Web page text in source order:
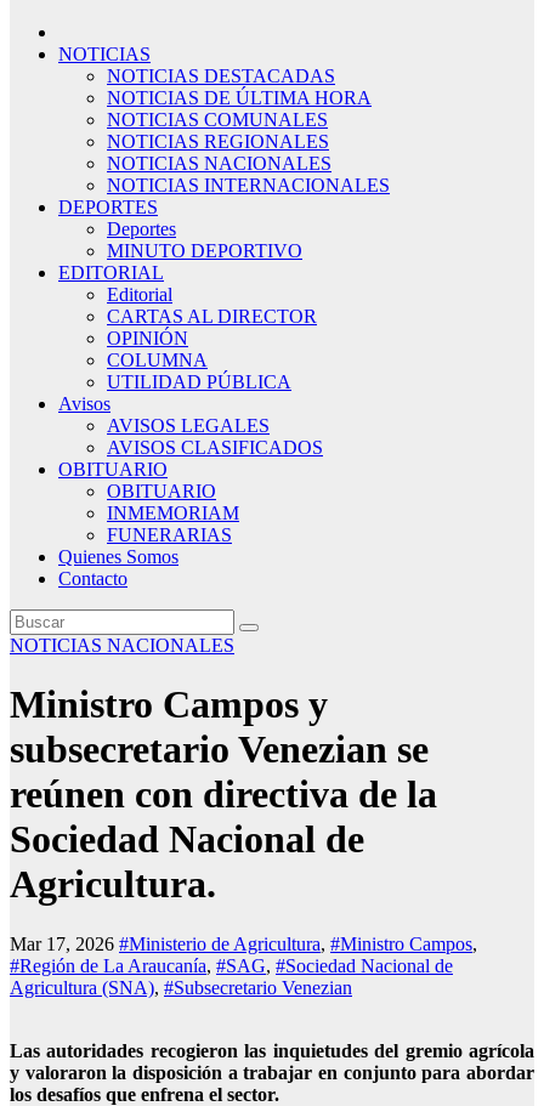
NOTICIAS
NOTICIAS DESTACADAS
NOTICIAS DE ÚLTIMA HORA
NOTICIAS COMUNALES
NOTICIAS REGIONALES
NOTICIAS NACIONALES
NOTICIAS INTERNACIONALES
DEPORTES
Deportes
MINUTO DEPORTIVO
EDITORIAL
Editorial
CARTAS AL DIRECTOR
OPINIÓN
COLUMNA
UTILIDAD PÚBLICA
Avisos
AVISOS LEGALES
AVISOS CLASIFICADOS
OBITUARIO
OBITUARIO
INMEMORIAM
FUNERARIAS
Quienes Somos
Contacto
NOTICIAS NACIONALES
Ministro Campos y
subsecretario Venezian se
reúnen con directiva de la
Sociedad Nacional de
Agricultura.
Mar 17, 2026 #Ministerio de Agricultura, #Ministro Campos,
#Región de La Araucanía, #SAG, #Sociedad Nacional de
Agricultura (SNA), #Subsecretario Venezian
Las autoridades recogieron las inquietudes del gremio agrícola
y valoraron la disposición a trabajar en conjunto para abordar
los desafíos que enfrena el sector.